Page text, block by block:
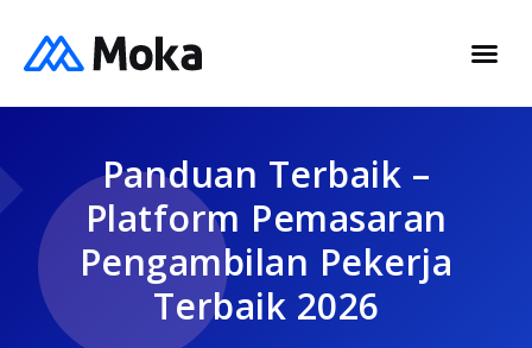
Panduan Terbaik –
Platform Pemasaran
Pengambilan Pekerja
Terbaik 2026